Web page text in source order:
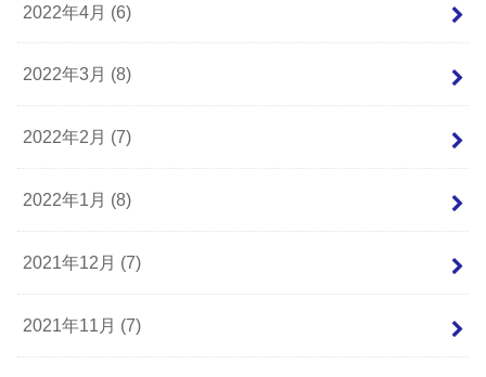
2022年4月 (6)
2022年3月 (8)
2022年2月 (7)
2022年1月 (8)
2021年12月 (7)
2021年11月 (7)